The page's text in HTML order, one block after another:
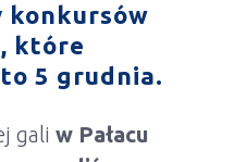
, które
5 grudnia.
gali w Pałacu